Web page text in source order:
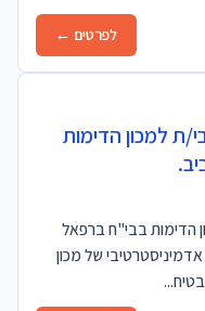
לפרטים ←
ת למכון הדימות
הדימות בבי"ח ברפאל
של מכון